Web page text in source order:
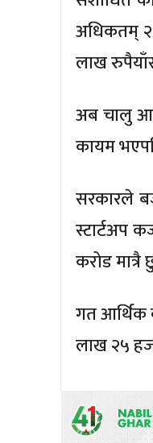
अधिकतम्
लाख
अब चालु
कायम
सरकारले
स्टार्टअप
करोड
गत आर्थिक
लाख २५